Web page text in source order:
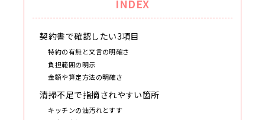
INDEX
契約書で確認したい3項目
特約の有無と文言の明確さ
負担範囲の明示
金額や算定方法の明確さ
清掃不足で指摘されやすい箇所
キッチンの油汚れとすす